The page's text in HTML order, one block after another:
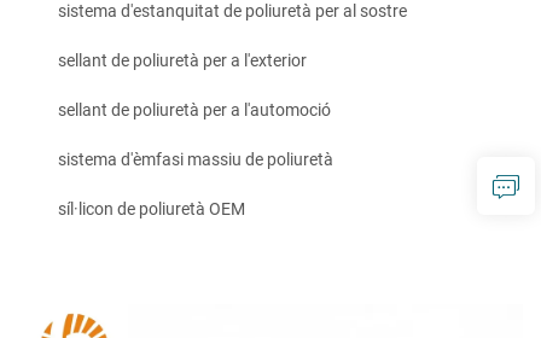
sistema d'estanquitat de poliuretà per al sostre
sellant de poliuretà per a l'exterior
sellant de poliuretà per a l'automoció
sistema d'èmfasi massiu de poliuretà
síl·licon de poliuretà OEM